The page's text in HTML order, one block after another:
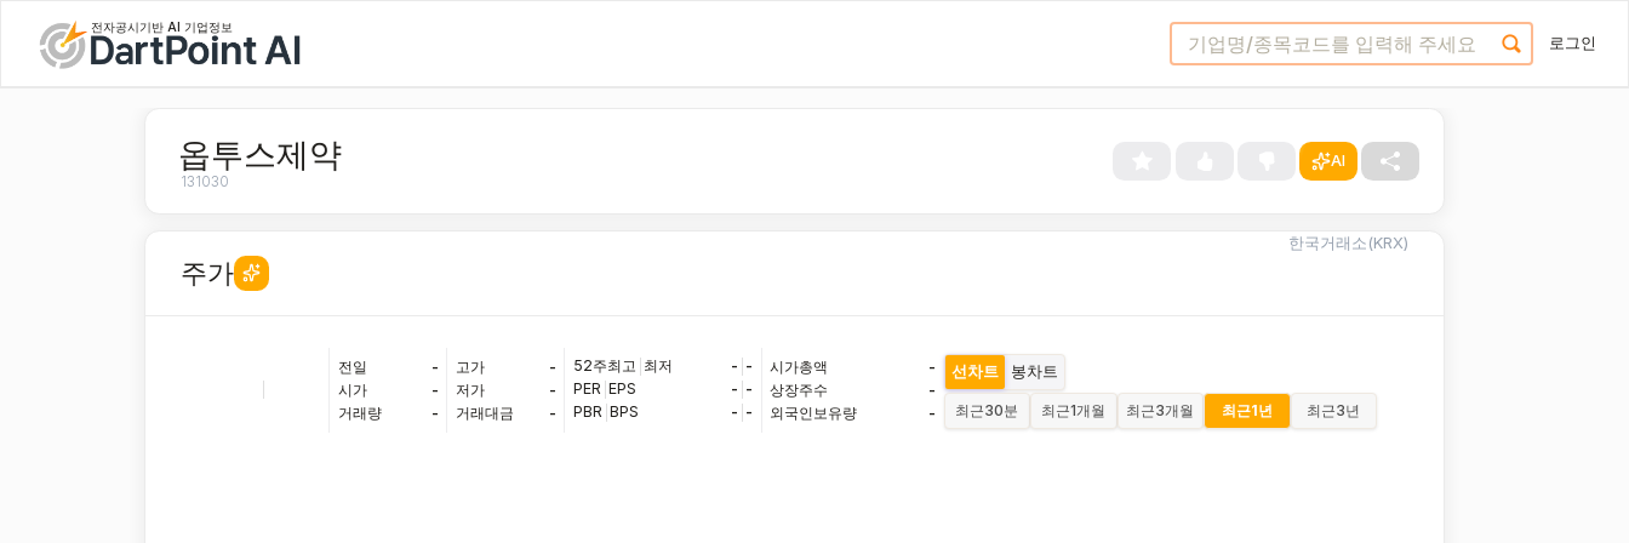
전자공시기반 AI 기업정보
로그인
옵투스제약
131030
AI
주가
한국거래소(KRX)
전일
-
시가
-
거래량
-
고가
-
저가
-
거래대금
-
52주최고 최저 - -
PER EPS - -
PBR BPS - -
시가총액
-
상장주수
-
외국인보유량
-
선차트 봉차트
최근30분 최근1개월 최근3개월 최근1년 최근3년